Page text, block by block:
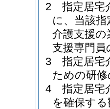
2
指定居宅
に、当該
介護支援
支援専門
3
指定居宅
ための研
4
指定居宅
を確保す